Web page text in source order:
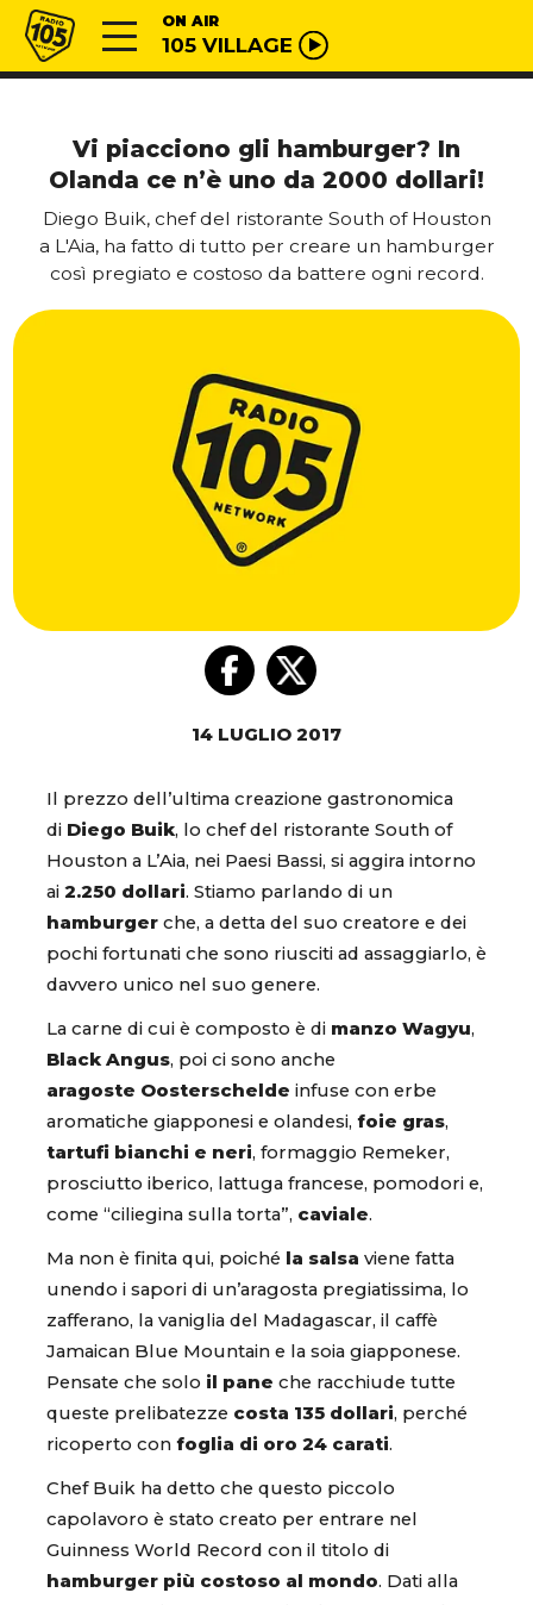
Vai al contenuto
Radio 105 ON AIR
105 VILLAGE
Vi piacciono gli hamburger? In
Olanda ce n’è uno da 2000 dollari!
Diego Buik, chef del ristorante South of Houston
a L'Aia, ha fatto di tutto per creare un hamburger
così pregiato e costoso da battere ogni record.
14 LUGLIO 2017
Il prezzo dell’ultima creazione gastronomica
di Diego Buik, lo chef del ristorante South of
Houston a L’Aia, nei Paesi Bassi, si aggira intorno
ai 2.250 dollari. Stiamo parlando di un
hamburger che, a detta del suo creatore e dei
pochi fortunati che sono riusciti ad assaggiarlo, è
davvero unico nel suo genere.
La carne di cui è composto è di manzo Wagyu,
Black Angus, poi ci sono anche
aragoste Oosterschelde infuse con erbe
aromatiche giapponesi e olandesi, foie gras,
tartufi bianchi e neri, formaggio Remeker,
prosciutto iberico, lattuga francese, pomodori e,
come “ciliegina sulla torta”, caviale.
Ma non è finita qui, poiché la salsa viene fatta
unendo i sapori di un’aragosta pregiatissima, lo
zafferano, la vaniglia del Madagascar, il caffè
Jamaican Blue Mountain e la soia giapponese.
Pensate che solo il pane che racchiude tutte
queste prelibatezze costa 135 dollari, perché
ricoperto con foglia di oro 24 carati.
Chef Buik ha detto che questo piccolo
capolavoro è stato creato per entrare nel
Guinness World Record con il titolo di
hamburger più costoso al mondo. Dati alla